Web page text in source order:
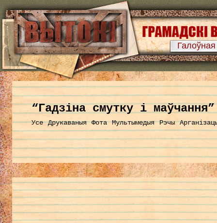
Галоўная
“Гадзіна смутку і маўчання”
Усе Друкаваныя Фота Мультымедыя Рэчы